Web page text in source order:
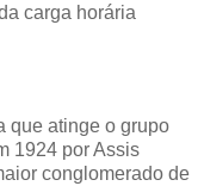
carga horária
que atinge o grupo
1924 por Assis
conglomerado de